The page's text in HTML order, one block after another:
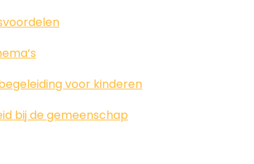
voor kinderen
bij de gemeenschap